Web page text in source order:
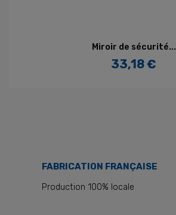
Miroir de sécurité...
Prix
33,18 €
FABRICATION FRANÇAISE
Production 100% locale